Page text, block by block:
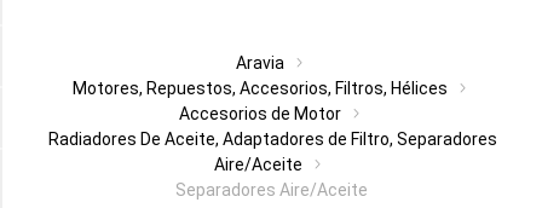
Aravia
Motores, Repuestos, Accesorios, Filtros, Hélices
Accesorios de Motor
Radiadores De Aceite, Adaptadores de Filtro, Separadores
Aire/Aceite
Separadores Aire/Aceite